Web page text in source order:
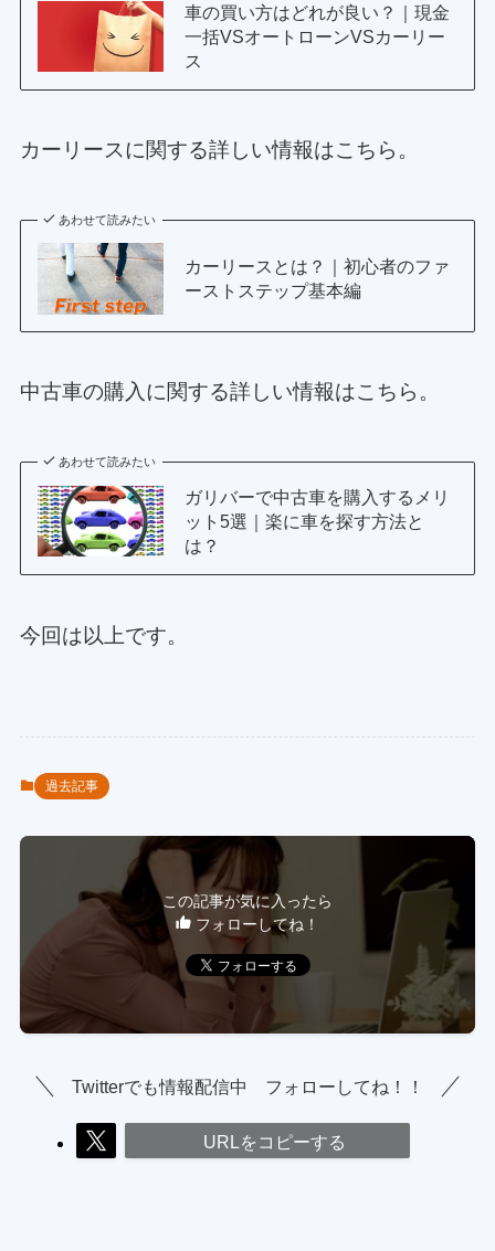
車の買い方はどれが良い？｜現金
一括VSオートローンVSカーリー
ス
カーリースに関する詳しい情報はこちら。
あわせて読みたい
カーリースとは？｜初心者のファ
ーストステップ基本編
中古車の購入に関する詳しい情報はこちら。
あわせて読みたい
ガリバーで中古車を購入するメリ
ット5選｜楽に車を探す方法と
は？
今回は以上です。
過去記事
この記事が気に入ったら
フォローしてね！
Twitterでも情報配信中 フォローしてね！！
URLをコピーする